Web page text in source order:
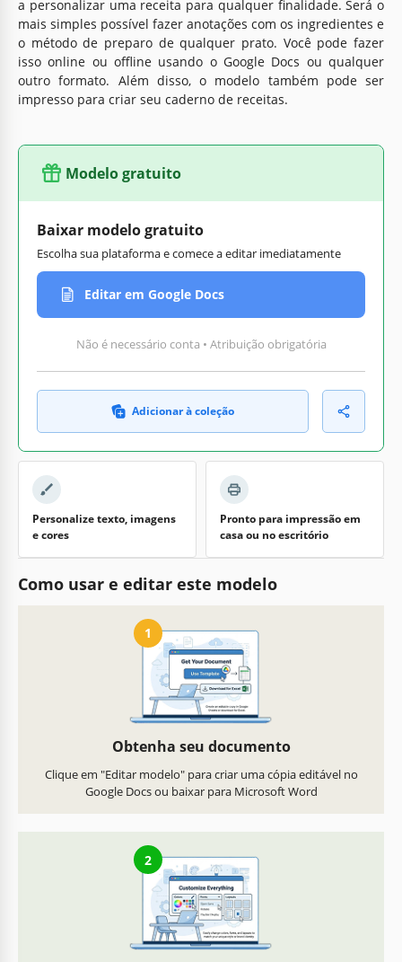
a personalizar uma receita para qualquer finalidade. Será o
mais simples possível fazer anotações com os ingredientes e
o método de preparo de qualquer prato. Você pode fazer
isso online ou offline usando o Google Docs ou qualquer
outro formato. Além disso, o modelo também pode ser
impresso para criar seu caderno de receitas.
Modelo gratuito
Baixar modelo gratuito
Escolha sua plataforma e comece a editar imediatamente
Editar em Google Docs
Não é necessário conta • Atribuição obrigatória
Adicionar à coleção
Personalize texto, imagens
e cores
Pronto para impressão em
casa ou no escritório
Como usar e editar este modelo
1
Obtenha seu documento
Clique em "Editar modelo" para criar uma cópia editável no
Google Docs ou baixar para Microsoft Word
2